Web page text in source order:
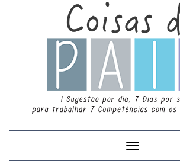
Toggle
Navigation